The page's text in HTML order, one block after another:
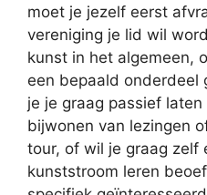
moet je jezelf eerst
vereniging je lid wil
kunst in het algemeen,
een bepaald onderdeel
je je graag passief
bijwonen van lezingen
tour, of wil je graag zelf
kunststroom leren